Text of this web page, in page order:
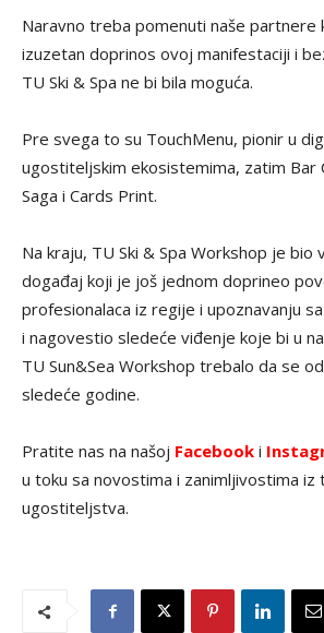
Naravno treba pomenuti naše partnere
izuzetan doprinos ovoj manifestaciji i
TU Ski & Spa ne bi bila moguća.
Pre svega to su TouchMenu, pionir u
ugostiteljskim ekosistemima, zatim Bar
Saga i Cards Print.
Na kraju, TU Ski & Spa Workshop je bio
događaj koji je još jednom doprineo
profesionalaca iz regije i upoznavanju
i nagovestio sledeće viđenje koje bi u
TU Sun&Sea Workshop trebalo da se
sledeće godine.
Pratite nas na našoj Facebook i
u toku sa novostima i zanimljivostima iz
ugostiteljstva.